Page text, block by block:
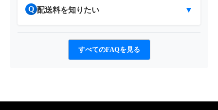
Q 配送料を知りたい ▼
すべてのFAQを見る